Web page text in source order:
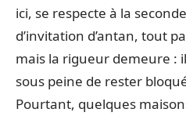
ici, se respecte à la
d’invitation d’antan, tout
mais la rigueur demeure :
sous peine de rester
Pourtant, quelques